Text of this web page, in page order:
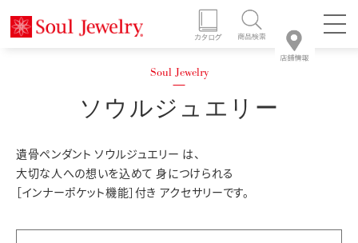
ソウルジュエリー
遺骨ペンダント ソウルジュエリー は、
大切な人への想いを込めて 身につけられる
［インナーポケット機能］付き アクセサリーです。